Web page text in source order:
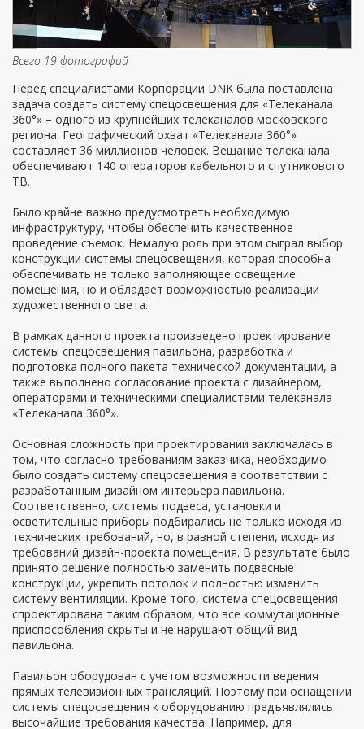
Всего 19 фотографий
Перед специалистами Корпорации DNK была поставлена
задача создать систему спецосвещения для «Телеканала
360°» – одного из крупнейших телеканалов московского
региона. Географический охват «Телеканала 360°»
составляет 36 миллионов человек. Вещание телеканала
обеспечивают 140 операторов кабельного и спутникового
ТВ.
Было крайне важно предусмотреть необходимую
инфраструктуру, чтобы обеспечить качественное
проведение съемок. Немалую роль при этом сыграл выбор
конструкции системы спецосвещения, которая способна
обеспечивать не только заполняющее освещение
помещения, но и обладает возможностью реализации
художественного света.
В рамках данного проекта произведено проектирование
системы спецосвещения павильона, разработка и
подготовка полного пакета технической документации, а
также выполнено согласование проекта с дизайнером,
операторами и техническими специалистами телеканала
«Телеканала 360°».
Основная сложность при проектировании заключалась в
том, что согласно требованиям заказчика, необходимо
было создать систему спецосвещения в соответствии с
разработанным дизайном интерьера павильона.
Соответственно, системы подвеса, установки и
осветительные приборы подбирались не только исходя из
технических требований, но, в равной степени, исходя из
требований дизайн-проекта помещения. В результате было
принято решение полностью заменить подвесные
конструкции, укрепить потолок и полностью изменить
систему вентиляции. Кроме того, система спецосвещения
спроектирована таким образом, что все коммутационные
приспособления скрыты и не нарушают общий вид
павильона.
Павильон оборудован с учетом возможности ведения
прямых телевизионных трансляций. Поэтому при оснащении
системы спецосвещения к оборудованию предъявлялись
высочайшие требования качества. Например, для